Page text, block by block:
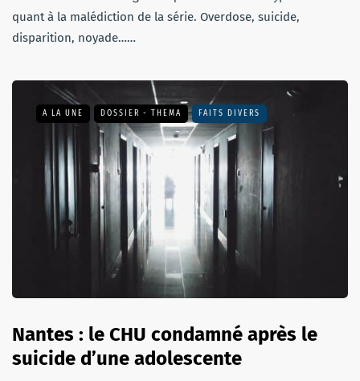
quant à la malédiction de la série. Overdose, suicide,
disparition, noyade……
A LA UNE DOSSIER - THEMA FAITS DIVERS
Nantes : le CHU condamné après le
suicide d’une adolescente